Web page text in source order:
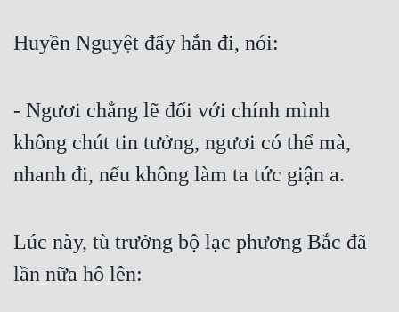
Huyền Nguyệt đẩy hắn đi, nói:
- Ngươi chẳng lẽ đối với chính mình
không chút tin tưởng, ngươi có thể mà,
nhanh đi, nếu không làm ta tức giận a.
Lúc này, tù trưởng bộ lạc phương Bắc đã
lần nữa hô lên: